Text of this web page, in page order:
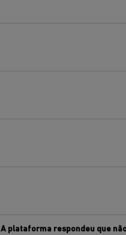
A plataforma respondeu que